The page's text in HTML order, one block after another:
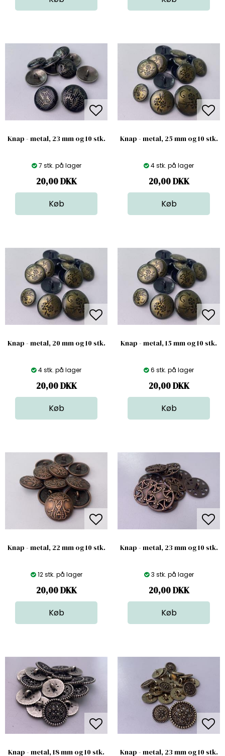
Knap - metal, 23 mm og 10 stk.
7 stk. på lager
20,00DKK
Knap - metal, 25 mm og 10 stk.
4 stk. på lager
20,00DKK
Knap - metal, 20 mm og 10 stk.
4 stk. på lager
20,00DKK
Knap - metal, 15 mm og 10 stk.
6 stk. på lager
20,00DKK
Knap - metal, 22 mm og 10 stk.
12 stk. på lager
20,00DKK
Knap - metal, 23 mm og 10 stk.
3 stk. på lager
20,00DKK
Knap - metal, 18 mm og 10 stk. Knap - metal, 23 mm og 10 stk.